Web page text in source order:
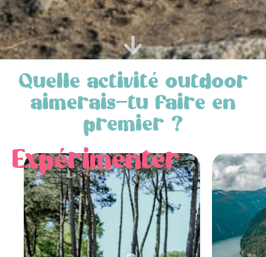
Quelle activité outdoor
aimerais-tu faire en
premier ?
Expérimenter